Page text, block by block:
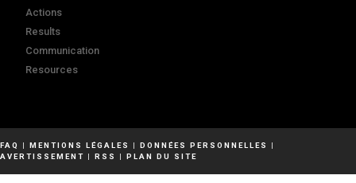
Actions
Results
Communication
Resources
FAQ | MENTIONS LÉGALES | DONNÉES PERSONNELLES
|
AVERTISSEMENT | RSS | PLAN DU SITE